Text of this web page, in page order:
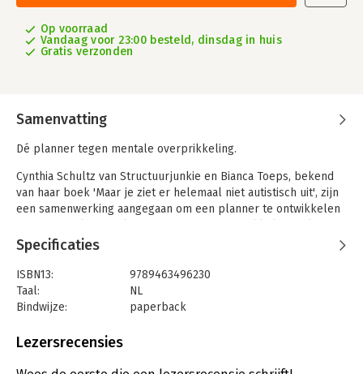
Op voorraad
Vandaag voor 23:00 besteld, dinsdag in huis
Gratis verzonden
Samenvatting
Dé planner tegen mentale overprikkeling.
Cynthia Schultz van Structuurjunkie en Bianca Toeps, bekend
van haar boek 'Maar je ziet er helemaal niet autistisch uit', zijn
een samenwerking aangegaan om een planner te ontwikkelen
rustig, overzichtelijk, behapbaar en met een focus op het
voorkomen van overprikkeling.
Met de planningsexpertise van Cynthia Schultz en de
persoonlijke ervaringen van Bianca Toeps is een geheel nieuw
concept opgezet. Deze ongedateerde planner op A4-formaat
biedt veel handvaten om een weekplanning te maken, en die
daarna uit te werken in een gedetailleerd dagoverzicht,
inclusief tool om mentale belasting te monitoren.
Specificaties
ISBN13:
9789463496230
Taal:
NL
Bindwijze:
paperback
Uitgever:
Lezersrecensies